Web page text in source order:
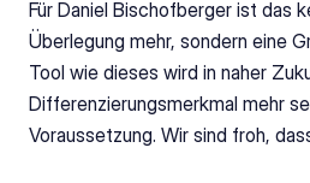
Für Daniel Bischofberger ist das
Überlegung mehr, sondern eine
Tool wie dieses wird in naher
Differenzierungsmerkmal mehr
Voraussetzung. Wir sind froh,